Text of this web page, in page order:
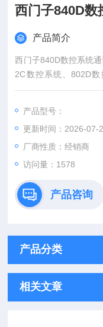
西门子840D数
产品简介
西门子840D数控系统
2C数控系统、802D数
统、810D数控系统、
维修西门子PCU20、
产品型号：
更新时间：2026-07-
厂商性质：经销商
访问量：1578
产品咨询
产品分类
相关文章